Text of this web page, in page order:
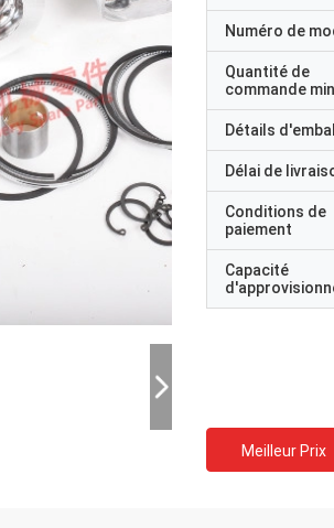
Numéro de
Quantité de
commande min
Détails
Délai de
Conditions de
paiement
Capacité
Meilleur Prix